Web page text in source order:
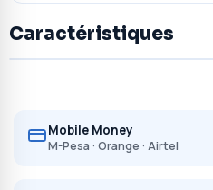
Caractéristiques
Mobile Money
M-Pesa · Orange · Airtel